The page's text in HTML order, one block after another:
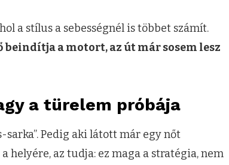
a stílus a sebességnél is többet számít.
beindítja a motort, az út már sosem lesz
a türelem próbája
sarka”. Pedig aki látott már egy nőt
az tudja: ez maga a stratégia, nem